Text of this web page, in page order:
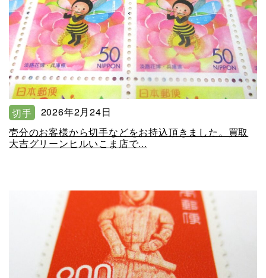
切手
2026年2月24日
壱分のお客様から切手などをお持込頂きました。買取
大吉グリーンヒルいこま店で...